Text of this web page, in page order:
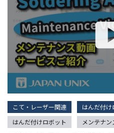
こて・レーザー関連 はんだ付け
はんだ付けロボット
メンテナン